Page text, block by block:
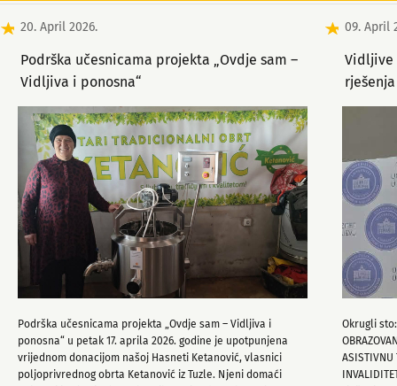
20. April 2026.
Podrška učesnicama projekta „Ovdje sam –
Vidljiva i ponosna“
Podrška učesnicama projekta „Ovdje sam – Vidljiva i
ponosna“ u petak 17. aprila 2026. godine je upotpunjena
vrijednom donacijom našoj Hasneti Ketanović, vlasnici
poljoprivrednog obrta Ketanović iz Tuzle. Njeni domaći
09. April
Vidljive
Okrugli sto:
ASISTIVNU